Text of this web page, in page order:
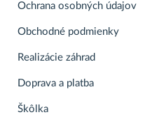
Ochrana osobných údajov
Obchodné podmienky
Realizácie záhrad
Doprava a platba
Škôlka